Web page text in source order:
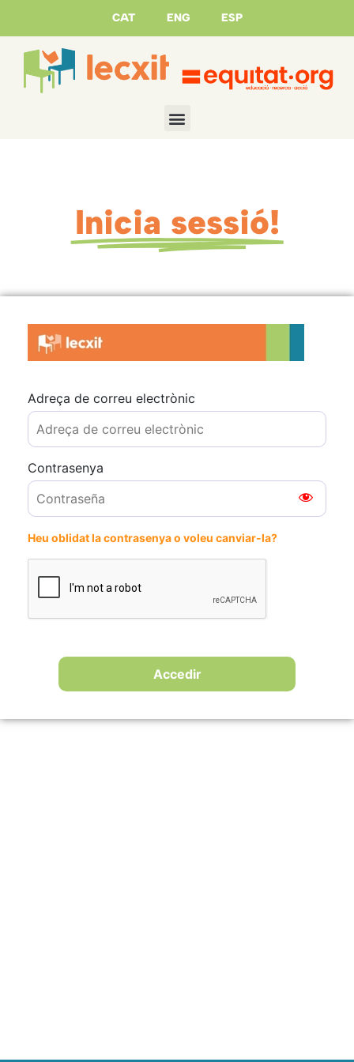
CAT ENG ESP
Inicia sessió!
Adreça de correu electrònic
Contrasenya
Heu oblidat la contrasenya o voleu canviar-la?